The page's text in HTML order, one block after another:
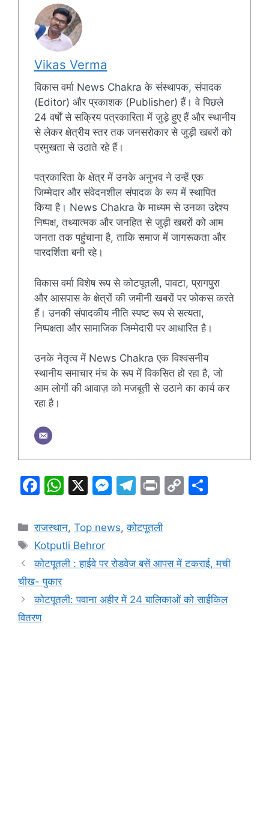
Vikas Verma
विकास वर्मा News Chakra के संस्थापक, संपादक
(Editor) और प्रकाशक (Publisher) हैं। वे पिछले
24 वर्षों से सक्रिय पत्रकारिता में जुड़े हुए हैं और स्थानीय
से लेकर क्षेत्रीय स्तर तक जनसरोकार से जुड़ी खबरों को
प्रमुखता से उठाते रहे हैं।
पत्रकारिता के क्षेत्र में उनके अनुभव ने उन्हें एक
जिम्मेदार और संवेदनशील संपादक के रूप में स्थापित
किया है। News Chakra के माध्यम से उनका उद्देश्य
निष्पक्ष, तथ्यात्मक और जनहित से जुड़ी खबरों को आम
जनता तक पहुंचाना है, ताकि समाज में जागरूकता और
पारदर्शिता बनी रहे।
विकास वर्मा विशेष रूप से कोटपूतली, पावटा, प्रागपुरा
और आसपास के क्षेत्रों की जमीनी खबरों पर फोकस करते
हैं। उनकी संपादकीय नीति स्पष्ट रूप से सत्यता,
निष्पक्षता और सामाजिक जिम्मेदारी पर आधारित है।
उनके नेतृत्व में News Chakra एक विश्वसनीय
स्थानीय समाचार मंच के रूप में विकसित हो रहा है, जो
आम लोगों की आवाज़ को मजबूती से उठाने का कार्य कर
रहा है।
F
c
e
b
o
o
k
W
at
s
A
p
X
M
s
e
g
T
e
a
Pr
t
C
Li
k
Categories
राजस्थान,Top news,कोटपूतली
Tags
Kotputli Behror
कोटपूतली : हाईवे पर रोडवेज बसें आपस में टकराई, मची
चीख- पुकार
कोटपूतली: पवाना अहीर में 24 बालिकाओं को साईकिल
वितरण